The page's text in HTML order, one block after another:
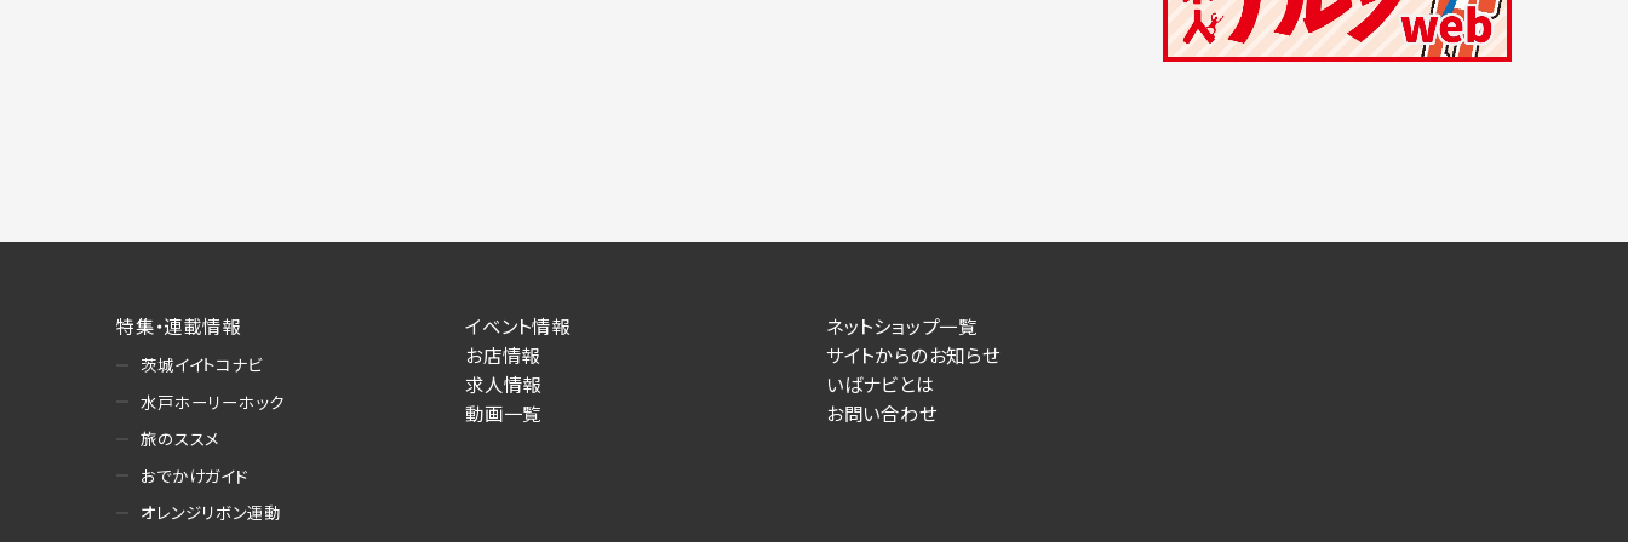
求人応募フォームより直接取得した氏名、住所、電話番号、メールアドレス、応募理由
・提供の手段又は方法
書面もしくは電磁的な方法（本サービスが提供する事業主専用の管理画面に表示）
(2)お客様がネット予約フォームより個人情報を送信した事業主（広告主）への提供
・提供の目的
お客様が予約申し込みを行った店舗によるお客様に対するサービス提供、およびその履行に伴うお客様
への連絡・情報提供
特集・連載情報
茨城イイトコナビ
水戸ホーリーホック
旅のススメ
おでかけガイド
オレンジリボン運動
イベント情報
お店情報
求人情報
動画一覧
ネットショップ一覧
サイトからのお知らせ
いばナビとは
お問い合わせ